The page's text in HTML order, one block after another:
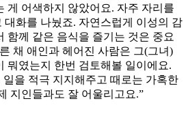
게 어색하지 않았어요. 자주 자리를
대화를 나눴죠. 자연스럽게 이성의 감
함께 같은 음식을 즐기는 것은 중요
채 애인과 헤어진 사람은 그(그녀)
뭐였는지 한번 검토해볼 일이에요.
을 적극 지지해주고 때로는 가혹한
지인들과도 잘 어울리고요.”